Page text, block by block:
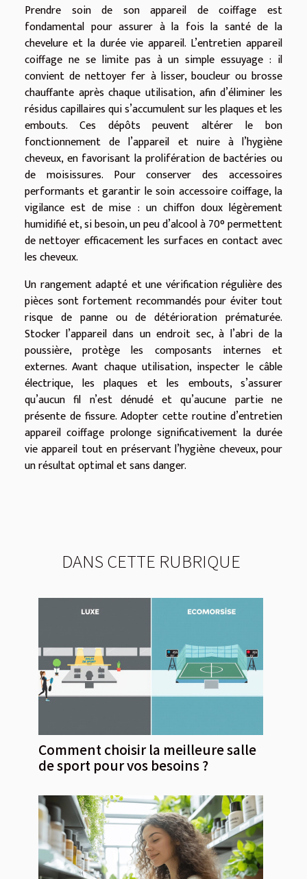
Prendre soin de son appareil de coiffage est
fondamental pour assurer à la fois la santé de la
chevelure et la durée vie appareil. L’entretien appareil
coiffage ne se limite pas à un simple essuyage : il
convient de nettoyer fer à lisser, boucleur ou brosse
chauffante après chaque utilisation, afin d’éliminer les
résidus capillaires qui s’accumulent sur les plaques et les
embouts. Ces dépôts peuvent altérer le bon
fonctionnement de l’appareil et nuire à l’hygiène
cheveux, en favorisant la prolifération de bactéries ou
de moisissures. Pour conserver des accessoires
performants et garantir le soin accessoire coiffage, la
vigilance est de mise : un chiffon doux légèrement
humidifié et, si besoin, un peu d’alcool à 70° permettent
de nettoyer efficacement les surfaces en contact avec
les cheveux.
Un rangement adapté et une vérification régulière des
pièces sont fortement recommandés pour éviter tout
risque de panne ou de détérioration prématurée.
Stocker l’appareil dans un endroit sec, à l’abri de la
poussière, protège les composants internes et
externes. Avant chaque utilisation, inspecter le câble
électrique, les plaques et les embouts, s’assurer
qu’aucun fil n’est dénudé et qu’aucune partie ne
présente de fissure. Adopter cette routine d’entretien
appareil coiffage prolonge significativement la durée
vie appareil tout en préservant l’hygiène cheveux, pour
un résultat optimal et sans danger.
DANS CETTE RUBRIQUE
Comment choisir la meilleure salle
de sport pour vos besoins ?